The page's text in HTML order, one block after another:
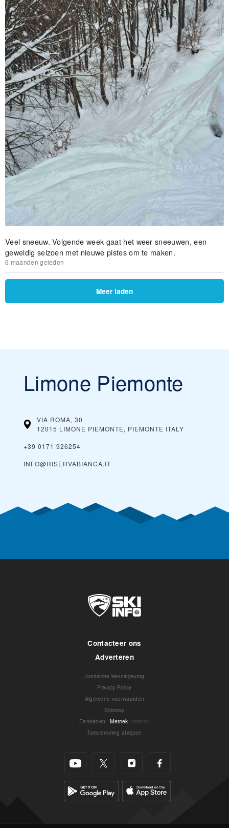
Veel sneeuw. Volgende week gaat het weer sneeuwen, een
geweldig seizoen met nieuwe pistes om te maken.
6 maanden geleden
Meer laden
Limone Piemonte
VIA ROMA, 30
12015 LIMONE PIEMONTE, PIEMONTE ITALY
+39 0171 926254
INFO@RISERVABIANCA.IT
Contacteer ons
Adverteren
Juridische kennisgeving
Privacy Policy
Algemene voorwaarden
Sitemap
Eenheden: Metriek Imperial
Toestemming afwijzen